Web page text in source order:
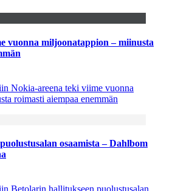
vuonna miljoonatappion – miinusta
Nokia-areena teki viime vuonna
roimasti aiempaa enemmän
osaamista – Dahlbom